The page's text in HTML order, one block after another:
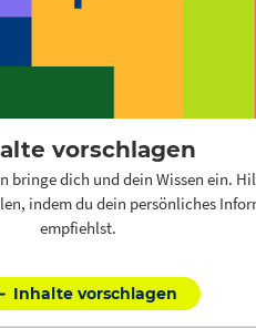
vorschlagen
bringe dich und dein Wissen ein.
indem du dein persönliches
empfiehlst.
Inhalte vorschlagen